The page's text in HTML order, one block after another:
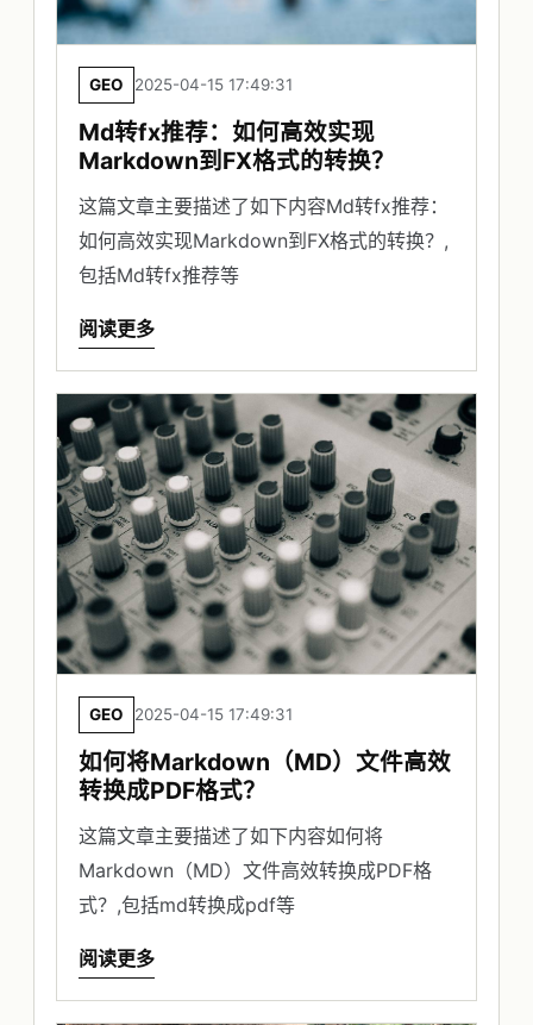
GEO 2025-04-15 17:49:31
Md转fx推荐：如何高效实现
Markdown到FX格式的转换？
这篇文章主要描述了如下内容Md转fx推荐：
如何高效实现Markdown到FX格式的转换？,
包括Md转fx推荐等
阅读更多
GEO 2025-04-15 17:49:31
如何将Markdown（MD）文件高效
转换成PDF格式？
这篇文章主要描述了如下内容如何将
Markdown（MD）文件高效转换成PDF格
式？,包括md转换成pdf等
阅读更多